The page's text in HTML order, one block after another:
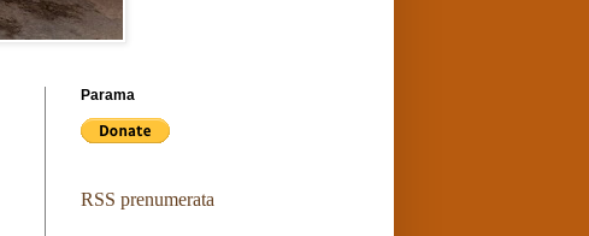
Parama
RSS prenumerata